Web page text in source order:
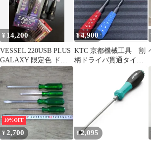
¥ 14,200
VESSEL 220USB PLUS
GALAXY 限定色 ドラ
イバーセット
¥4,900
KTC 京都機械工具 割
柄ドライバ貫通タイ
プ プラス マイナ
10%OFF
¥2,700 ¥2,095